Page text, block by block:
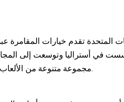
لعب جديدة. يقدم كازينو Sloty مجموعة متنوعة من الألعاب وبيئة لعب جذابة.